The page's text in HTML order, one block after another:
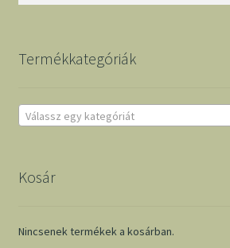
Termékkategóriák
Válassz egy kategóriát
Kosár
Nincsenek termékek a kosárban.